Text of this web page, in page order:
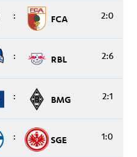
: FCA 2:0
: RBL 2:6
: BMG 2:1
: SGE 1:0